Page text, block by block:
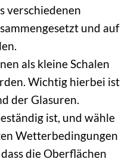
verschiedenen
und auf
als kleine Schalen
Wichtig hierbei ist
der Glasuren.
ist, und wähle
Wetterbedingungen
die Oberflächen